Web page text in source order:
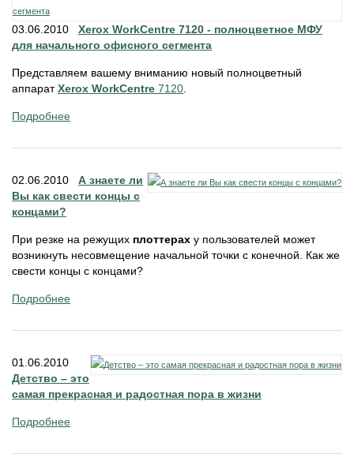
03.06.2010 Xerox WorkCentre 7120 - полноцветное МФУ
для начального офисного сегмента
Представляем вашему вниманию новый полноцветный
аппаратXerox WorkCentre 7120
Подробнее
02.06.2010 А знаете ли
Вы как свести концы с
концами?
При резке на режущих плоттерах у пользователей может
возникнуть несовмещение начальной точки с конечной. Как же
свести концы с концами?
Подробнее
01.06.2010
Детство – это
самая прекрасная и радостная пора в жизни
Подробнее